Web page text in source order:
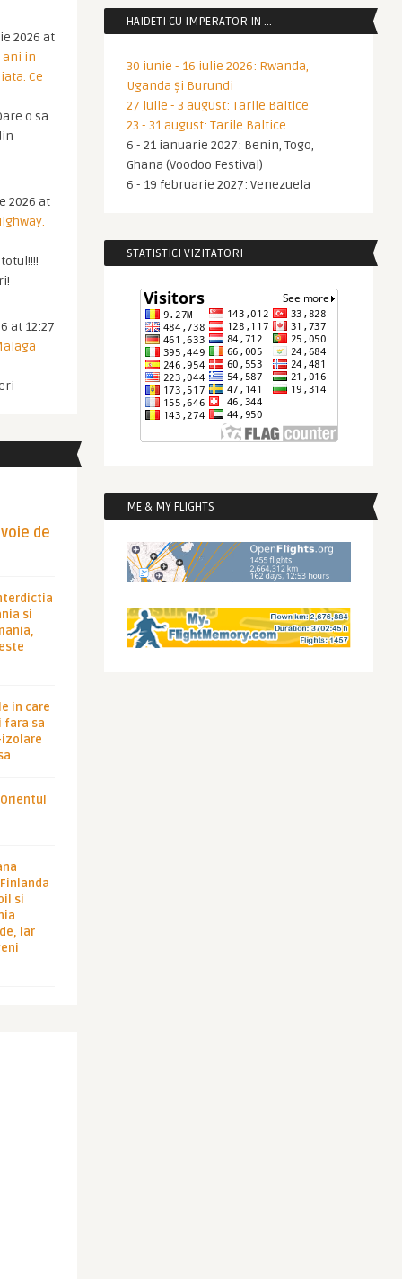
2026 at
ani in
Ce
o sa
2026 at
at 12:27
de
si
in care
fara sa
si
iar
HAIDETI CU IMPERATOR IN …
30 iunie - 16 iulie 2026: Rwanda,
Uganda și Burundi
27 iulie - 3 august: Tarile Baltice
23 - 31 august: Tarile Baltice
6 - 21 ianuarie 2027: Benin, Togo,
Ghana (Voodoo Festival)
6 - 19 februarie 2027: Venezuela
STATISTICI VIZITATORI
ME & MY FLIGHTS